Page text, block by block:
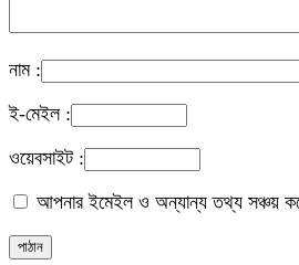
নাম :
ই-মেইল :
ওয়েবসাইট :
আপনার ইমেইল ও অন্যান্য তথ্য সঞ্চয়